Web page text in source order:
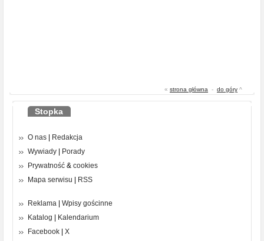
« strona główna - do góry ^
Stopka
O nas
Redakcja
Wywiady
Porady
Prywatność & cookies
Mapa serwisu
RSS
Reklama
Wpisy gościnne
Katalog
Kalendarium
Facebook
X